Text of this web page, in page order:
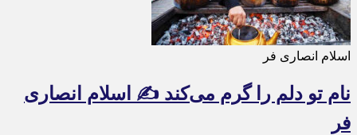
اسلام انصاری فر
نام تو دلم را گرم می‌کند ✍️ اسلام انصاری
فر